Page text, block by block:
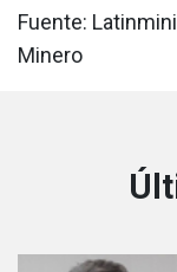
Fuente:
Minero